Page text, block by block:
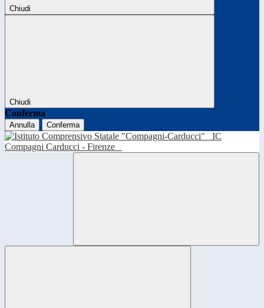
Chiudi
Chiudi
Conferma
Annulla Conferma
IC
Compagni Carducci - Firenze